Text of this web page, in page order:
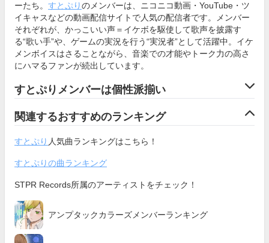
ーたち。 すとぷりのメンバーは、ニコニコ動画・YouTube・ツ
イキャスなどの動画配信サイトで人気の配信者です。メンバー
それぞれが、かっこいい声＝イケボを駆使して歌声を披露す
る“歌い手”や、ゲームの実況を行う“実況者”として活躍中。イケ
メンボイスはさることながら、音楽での才能やトーク力の高さ
にハマるファンが続出しています。
すとぷりメンバーは個性派揃い
関連するおすすめのランキング
すとぷり 人気曲ランキングはこちら！
すとぷりの曲ランキング
STPR Records所属のアーティストをチェック！
アンプタックカラーズメンバーランキング